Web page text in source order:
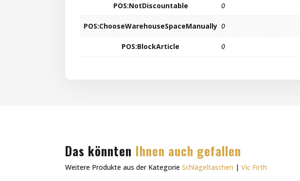
POS:NotDiscountable 0
POS:ChooseWarehouseSpaceManually 0
POS:BlockArticle 0
Das könnten Ihnen auch gefallen
Weitere Produkte aus der KategorieSchlägeltaschen |Vic Firth